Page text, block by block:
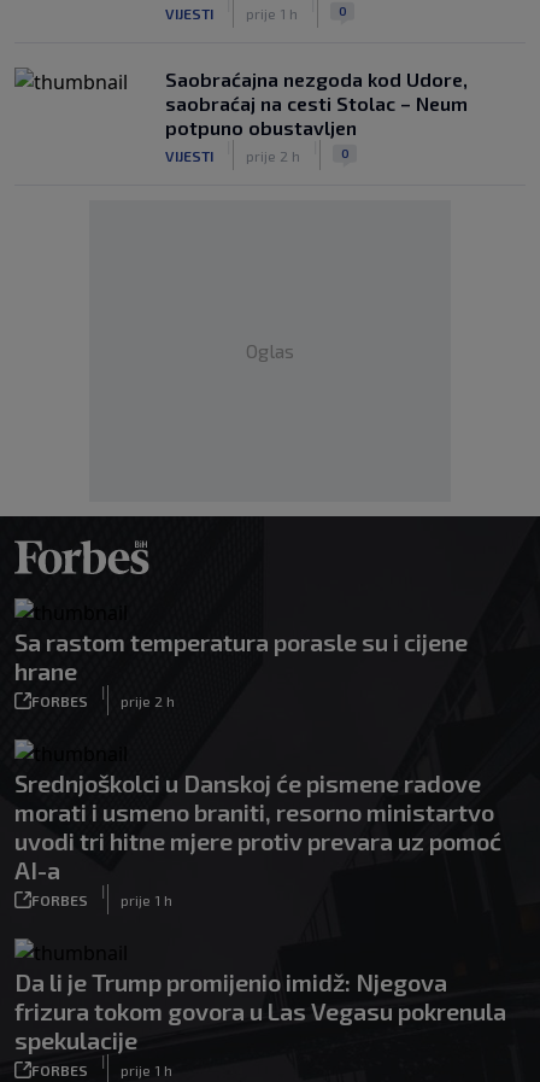
VIJESTI prije 1 h 0
Saobraćajna nezgoda kod Udore,
saobraćaj na cesti Stolac – Neum
potpuno obustavljen
VIJESTI prije 2 h 0
Oglas
Sa rastom temperatura porasle su i cijene
hrane
FORBES
|
prije 2 h
Srednjoškolci u Danskoj će pismene radove
morati i usmeno braniti, resorno ministartvo
uvodi tri hitne mjere protiv prevara uz pomoć
AI-a
FORBES
|
prije 1 h
Da li je Trump promijenio imidž: Njegova
frizura tokom govora u Las Vegasu pokrenula
spekulacije
FORBES
|
prije 1 h